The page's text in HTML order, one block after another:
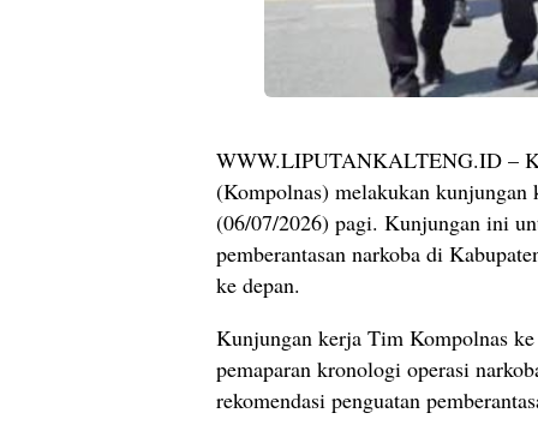
WWW.LIPUTANKALTENG.ID –
(Kompolnas) melakukan
(06/07/2026) pagi. Kunjungan ini
pemberantasan narkoba di
ke depan.
Kunjungan kerja Tim Kompolnas
pemaparan kronologi operasi
rekomendasi penguatan